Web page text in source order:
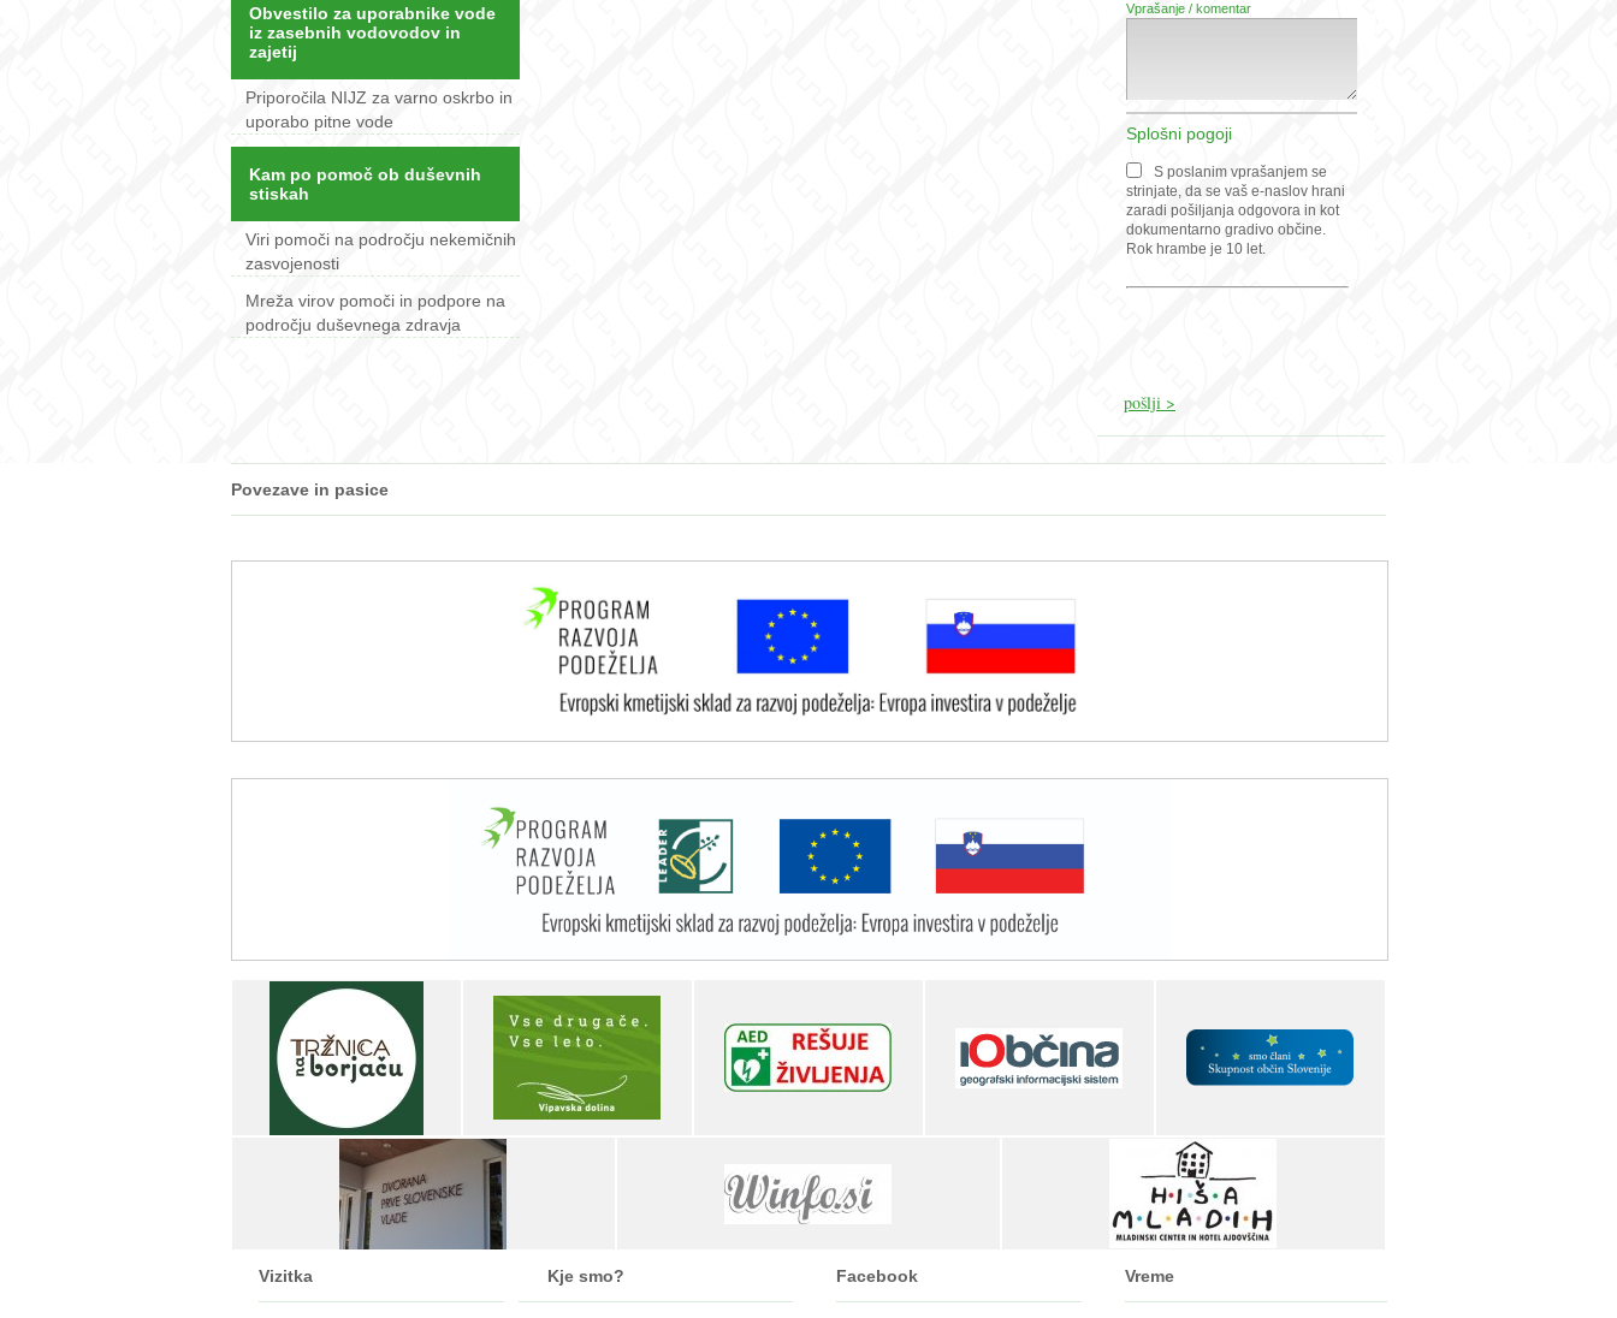
Obvestilo za uporabnike vode
iz zasebnih vodovodov in
zajetij
Priporočila NIJZ za varno oskrbo in
uporabo pitne vode
Kam po pomoč ob duševnih
stiskah
Viri pomoči na področju nekemičnih
zasvojenosti
Mreža virov pomoči in podpore na
področju duševnega zdravja
Vprašanje / komentar
Splošni pogoji
S poslanim vprašanjem se
strinjate, da se vaš e-naslov hrani
zaradi pošiljanja odgovora in kot
dokumentarno gradivo občine.
Rok hrambe je 10 let.
Povezave in pasice
Vizitka Kje smo? Facebook Vreme